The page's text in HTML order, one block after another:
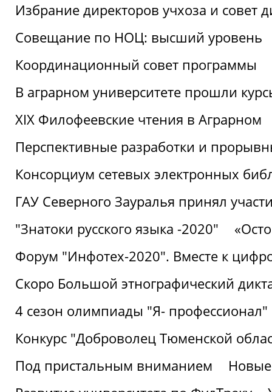
Избрание директоров учхоза и совет
Совещание по НОЦ: высший уровень
Координационный совет программы
В аграрном университете прошли
XIX Филофеевские чтения в Аграрном
Перспективные разработки и
Консорциум сетевых электронных
ГАУ Северного Зауралья принял
"Знатоки русского языка -2020"
Форум "Инфотех-2020". Вместе к
Скоро Большой этнографический
4 сезон олимпиады "Я- профессионал"
Конкурс "Доброволец Тюменской
Под пристальным вниманием